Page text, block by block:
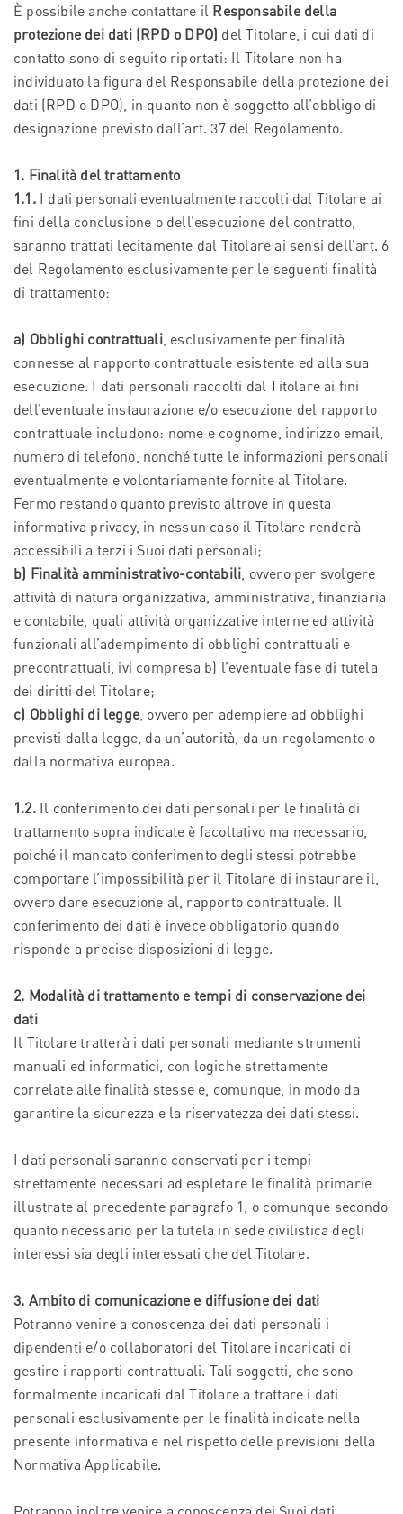
È possibile anche contattare il Responsabile della
protezione dei dati (RPD o DPO) del Titolare, i cui dati di
contatto sono di seguito riportati: Il Titolare non ha
individuato la figura del Responsabile della protezione dei
dati (RPD o DPO), in quanto non è soggetto all’obbligo di
designazione previsto dall’art. 37 del Regolamento.
1. Finalità del trattamento
1.1.I dati personali eventualmente raccolti dal Titolare ai
fini della conclusione o dell’esecuzione del contratto,
saranno trattati lecitamente dal Titolare ai sensi dell’art. 6
del Regolamento esclusivamente per le seguenti finalità
di trattamento:
a) Obblighi contrattuali, esclusivamente per finalità
connesse al rapporto contrattuale esistente ed alla sua
esecuzione. I dati personali raccolti dal Titolare ai fini
dell’eventuale instaurazione e/o esecuzione del rapporto
contrattuale includono: nome e cognome, indirizzo email,
numero di telefono, nonché tutte le informazioni personali
eventualmente e volontariamente fornite al Titolare.
Fermo restando quanto previsto altrove in questa
informativa privacy, in nessun caso il Titolare renderà
accessibili a terzi i Suoi dati personali;
b) Finalità amministrativo-contabili, ovvero per svolgere
attività di natura organizzativa, amministrativa, finanziaria
e contabile, quali attività organizzative interne ed attività
funzionali all’adempimento di obblighi contrattuali e
precontrattuali, ivi compresa b) l’eventuale fase di tutela
dei diritti del Titolare;
c) Obblighi di legge, ovvero per adempiere ad obblighi
previsti dalla legge, da un’autorità, da un regolamento o
dalla normativa europea.
1.2.Il conferimento dei dati personali per le finalità di
trattamento sopra indicate è facoltativo ma necessario,
poiché il mancato conferimento degli stessi potrebbe
comportare l’impossibilità per il Titolare di instaurare il,
ovvero dare esecuzione al, rapporto contrattuale. Il
conferimento dei dati è invece obbligatorio quando
risponde a precise disposizioni di legge.
2. Modalità di trattamento e tempi di conservazione dei
dati
Il Titolare tratterà i dati personali mediante strumenti
manuali ed informatici, con logiche strettamente
correlate alle finalità stesse e, comunque, in modo da
garantire la sicurezza e la riservatezza dei dati stessi.
I dati personali saranno conservati per i tempi
strettamente necessari ad espletare le finalità primarie
illustrate al precedente paragrafo 1, o comunque secondo
quanto necessario per la tutela in sede civilistica degli
interessi sia degli interessati che del Titolare.
3. Ambito di comunicazione e diffusione dei dati
Potranno venire a conoscenza dei dati personali i
dipendenti e/o collaboratori del Titolare incaricati di
gestire i rapporti contrattuali. Tali soggetti, che sono
formalmente incaricati dal Titolare a trattare i dati
personali esclusivamente per le finalità indicate nella
presente informativa e nel rispetto delle previsioni della
Normativa Applicabile.